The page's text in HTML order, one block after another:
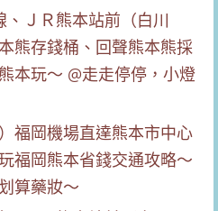
福岡機場直達熊本市中心
福岡熊本省錢交通攻略～
算藥妝～